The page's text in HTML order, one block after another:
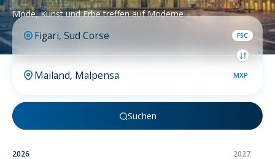
Mode, Kunst und Erbe treffen auf Moderne
FSC
MXP
Suchen
2026 2027